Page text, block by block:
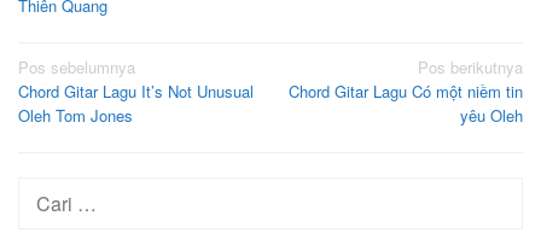
Thiên Quang
Navigasi
pos
Pos sebelumnya
Chord Gitar Lagu It’s Not Unusual
Oleh Tom Jones
Pos berikutnya
Chord Gitar Lagu Có một niềm tin
yêu Oleh
Cari
untuk: